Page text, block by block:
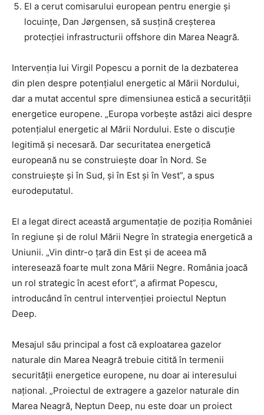
El a cerut comisarului european pentru energie și
locuințe, Dan Jørgensen, să susțină creșterea
protecției infrastructurii offshore din Marea Neagră.
Intervenția lui Virgil Popescu a pornit de la dezbaterea
din plen despre potențialul energetic al Mării Nordului,
dar a mutat accentul spre dimensiunea estică a securității
energetice europene. „Europa vorbește astăzi aici despre
potențialul energetic al Mării Nordului. Este o discuție
legitimă și necesară. Dar securitatea energetică
europeană nu se construiește doar în Nord. Se
construiește și în Sud, și în Est și în Vest”, a spus
eurodeputatul.
El a legat direct această argumentație de poziția României
în regiune și de rolul Mării Negre în strategia energetică a
Uniunii. „Vin dintr-o țară din Est și de aceea mă
interesează foarte mult zona Mării Negre. România joacă
un rol strategic în acest efort”, a afirmat Popescu,
introducând în centrul intervenției proiectul Neptun
Deep.
Mesajul său principal a fost că exploatarea gazelor
naturale din Marea Neagră trebuie citită în termenii
securității energetice europene, nu doar ai interesului
național. „Proiectul de extragere a gazelor naturale din
Marea Neagră, Neptun Deep, nu este doar un proiect